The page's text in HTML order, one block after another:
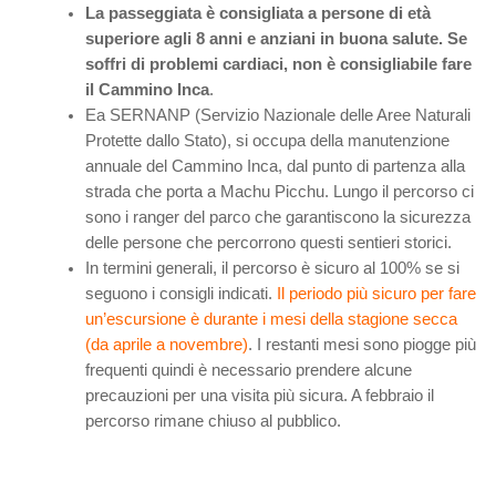
La passeggiata è consigliata a persone di età
superiore agli 8 anni e anziani in buona salute. Se
soffri di problemi cardiaci, non è consigliabile fare
il Cammino Inca.
Ea SERNANP (Servizio Nazionale delle Aree Naturali
Protette dallo Stato), si occupa della manutenzione
annuale del Cammino Inca, dal punto di partenza alla
strada che porta a Machu Picchu. Lungo il percorso ci
sono i ranger del parco che garantiscono la sicurezza
delle persone che percorrono questi sentieri storici.
In termini generali, il percorso è sicuro al 100% se si
seguono i consigli indicati.
Il periodo più sicuro per fare
un’escursione è durante i mesi della stagione secca
(da aprile a novembre). I restanti mesi sono piogge più
frequenti quindi è necessario prendere alcune
precauzioni per una visita più sicura. A febbraio il
percorso rimane chiuso al pubblico.